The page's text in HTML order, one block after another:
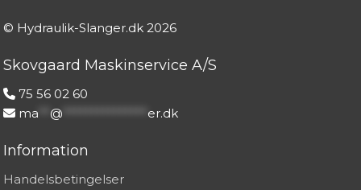
© Hydraulik-Slanger.dk2026
Skovgaard Maskinservice A/S
75 56 02 60
ma
@ er.dk
Information
Handelsbetingelser